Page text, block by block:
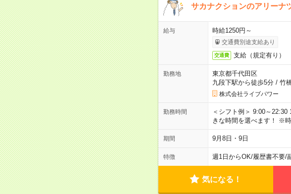
サカナクションのアリーナ
給与 時給1250円～
交通費別途支給あり
交通費 支給（規定有り）
勤務地
東京都千代田区
九段下駅から徒歩5分/ 竹
株式会社ライブパワー
勤務時間
＜シフト例＞ 9:00～
きな時間を選べます！ ※
期間 9月8日・9日
特徴 週1日からOK/履歴書不要/
気になる！